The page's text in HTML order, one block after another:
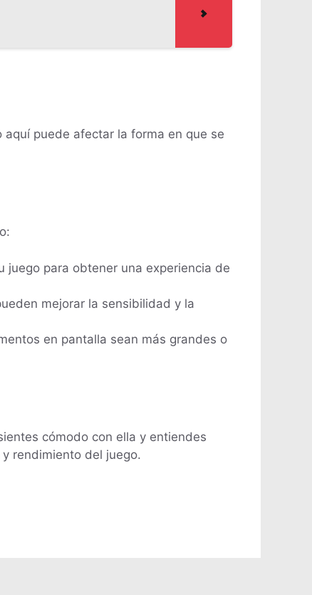
puede afectar la forma en que se
juego para obtener una experiencia de
mejorar la sensibilidad y la
en pantalla sean más grandes o
cómodo con ella y entiendes
rendimiento del juego.